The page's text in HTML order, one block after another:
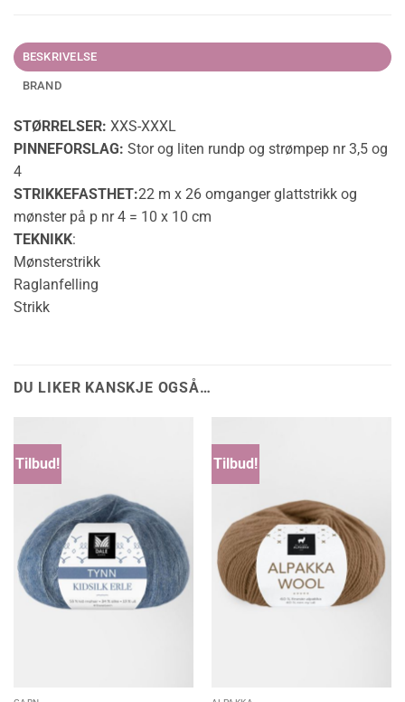
BESKRIVELSE
BRAND
STØRRELSER: XXS-XXXL
PINNEFORSLAG: Stor og liten rundp og strømpep nr 3,5 og
4
STRIKKEFASTHET:22 m x 26 omganger glattstrikk og
mønster på p nr 4 = 10 x 10 cm
TEKNIKK:
Mønsterstrikk
Raglanfelling
Strikk
DU LIKER KANSKJE OGSÅ…
Tilbud! Tilbud!